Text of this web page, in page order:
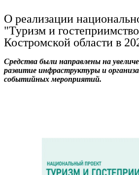
О реализации
"Туризм и
Костромской области в
Средства были направлены на
развитие инфраструктуры и
событийных мероприятий.